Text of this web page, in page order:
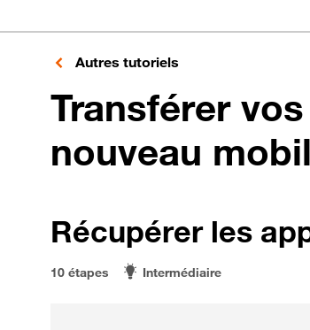
Autres tutoriels
Transférer
nouveau
Récupérer les
10 étapes Intermédiaire